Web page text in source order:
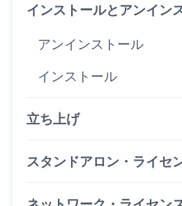
インストールとアンイン
アンインストール
インストール
立ち上げ
スタンドアロン・ライセ